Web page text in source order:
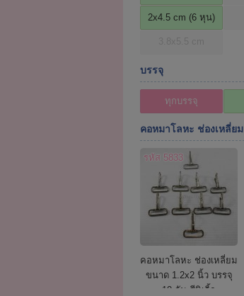
2x4.5 cm (6 หุน)
บรรจุ
ทุกบรรจุ
คอหมาโลหะ ช่องเหลี่ยม
รหัส 5833
คอหมาโลหะ ช่องเหลี่ยม
ขนาด 1.2x2 นิ้ว บรรจุ
10 อัน สีนิเกิ้ล